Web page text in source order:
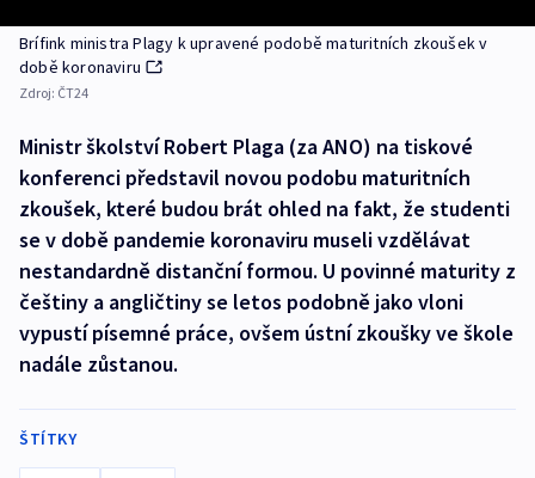
Brífink ministra Plagy k upravené podobě maturitních zkoušek v
době koronaviru
Zdroj: ČT24
Ministr školství Robert Plaga (za ANO) na tiskové
konferenci představil novou podobu maturitních
zkoušek, které budou brát ohled na fakt, že studenti
se v době pandemie koronaviru museli vzdělávat
nestandardně distanční formou. U povinné maturity z
češtiny a angličtiny se letos podobně jako vloni
vypustí písemné práce, ovšem ústní zkoušky ve škole
nadále zůstanou.
ŠTÍTKY